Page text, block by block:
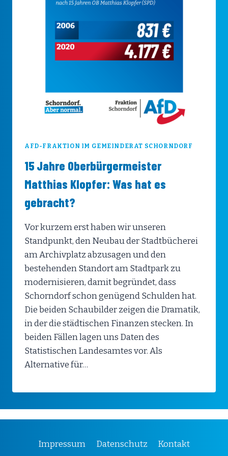
AFD-FRAKTION IM GEMEINDERAT SCHORNDORF
15 Jahre Oberbürgermeister
Matthias Klopfer: Was hat es
gebracht?
Vor kurzem erst haben wir unseren
Standpunkt, den Neubau der Stadtbücherei
am Archivplatz abzusagen und den
bestehenden Standort am Stadtpark zu
modernisieren, damit begründet, dass
Schorndorf schon genügend Schulden hat.
Die beiden Schaubilder zeigen die Dramatik,
in der die städtischen Finanzen stecken. In
beiden Fällen lagen uns Daten des
Statistischen Landesamtes vor. Als
Alternative für…
Impressum Datenschutz Kontakt